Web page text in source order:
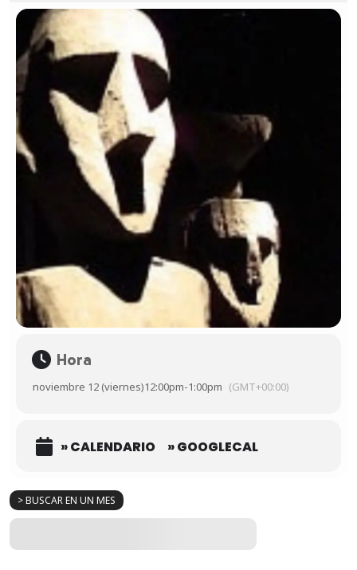
> BUSCAR EN UN MES
Hora
noviembre 12 (viernes)12:00pm-1:00pm (GMT+00:00)
» CALENDARIO » GOOGLECAL